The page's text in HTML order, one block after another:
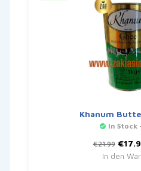
Khanum
In Stock
€21.99
Preis
war:
€
In den